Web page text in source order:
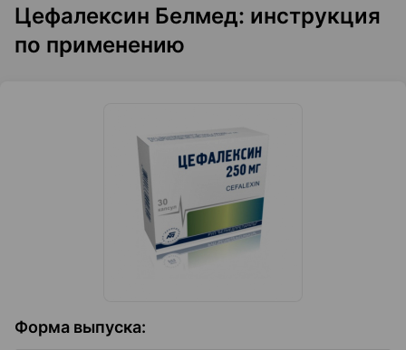
Цефалексин Белмед: инструкция
по применению
Форма выпуска: